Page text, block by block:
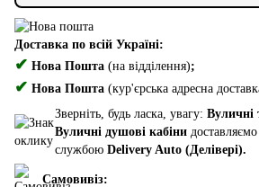
Доставка по всій Україні:
✔ Нова Пошта (на відділення);
✔ Нова Пошта (кур'єрська адресна
Зверніть, будь ласка, увагу: Вуличні
Вуличні душові кабіни
службою Delivery Auto (Делівері).
Самовивіз: